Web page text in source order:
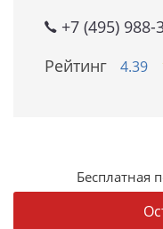
+7 (495) 988-
Рейтинг
4.39
Бесплатная